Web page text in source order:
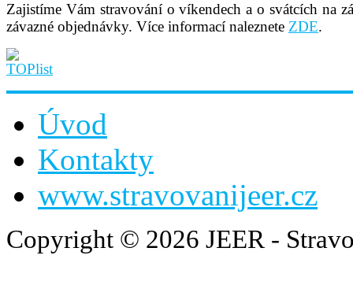
Zajistíme Vám stravování o víkendech a o svátcích na
závazné objednávky. Více informací naleznete ZDE.
Úvod
Kontakty
www.stravovanijeer.cz
Copyright © 2026 JEER -